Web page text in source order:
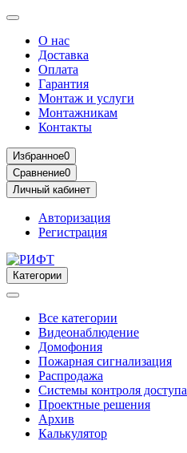
О нас
Доставка
Оплата
Гарантия
Монтаж и услуги
Монтажникам
Контакты
Избранное0
Сравнение0
Личный кабинет
Авторизация
Регистрация
Категории
Все категории
Видеонаблюдение
Домофония
Пожарная сигнализация
Распродажа
Системы контроля доступа
Проектные решения
Архив
Калькулятор